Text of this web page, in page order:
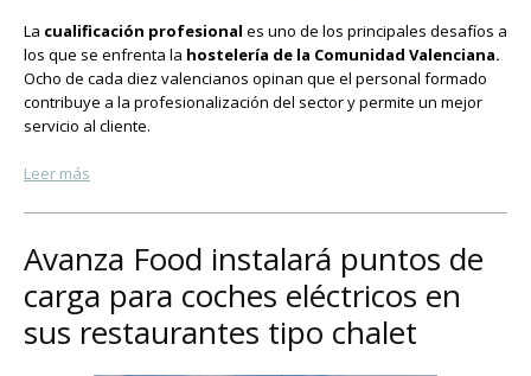
La cualificación profesional es uno de los principales desafíos a
los que se enfrenta la hostelería de la Comunidad Valenciana.
Ocho de cada diez valencianos opinan que el personal formado
contribuye a la profesionalización del sector y permite un mejor
servicio al cliente.
Leer más
Avanza Food instalará puntos de
carga para coches eléctricos en
sus restaurantes tipo chalet